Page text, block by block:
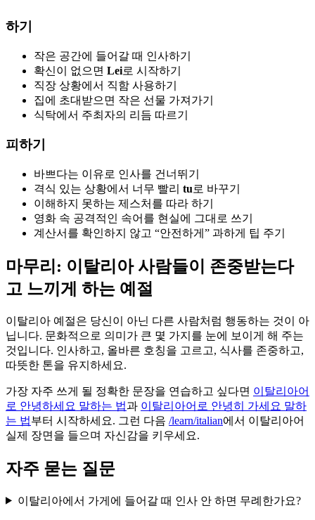
하기
작은 공간에 들어갈 때 인사하기
확신이 없으면 Lei로 시작하기
직장 상황에서 직함 사용하기
집에 초대받으면 작은 선물 가져가기
식탁에서 주최자의 리듬 따르기
피하기
바쁘다는 이유로 인사를 건너뛰기
격식 있는 상황에서 너무 빨리 tu로 바꾸기
이해하지 못하는 제스처를 따라 하기
영화 속 공격적인 속어를 현실에 그대로 쓰기
계산서를 확인하지 않고 “안전하게” 과하게 팁 주기
마무리: 이탈리아 사람들이 존중받는다
고 느끼게 하는 예절
이탈리아 예절은 당신이 아닌 다른 사람처럼 행동하는 것이 아
닙니다. 문화적으로 의미가 큰 몇 가지를 눈에 보이게 해 주는
것입니다. 인사하고, 올바른 호칭을 고르고, 식사를 존중하고,
따뜻한 톤을 유지하세요.
가장 자주 쓰게 될 정확한 문장을 연습하고 싶다면 이탈리아어
로 안녕하세요 말하는 법과 이탈리아어로 안녕히 가세요 말하
는 법부터 시작하세요. 그런 다음 /learn/italian에서 이탈리아어
실제 장면을 들으며 자신감을 키우세요.
자주 묻는 질문
이탈리아에서 가게에 들어갈 때 인사 안 하면 무례한가요?